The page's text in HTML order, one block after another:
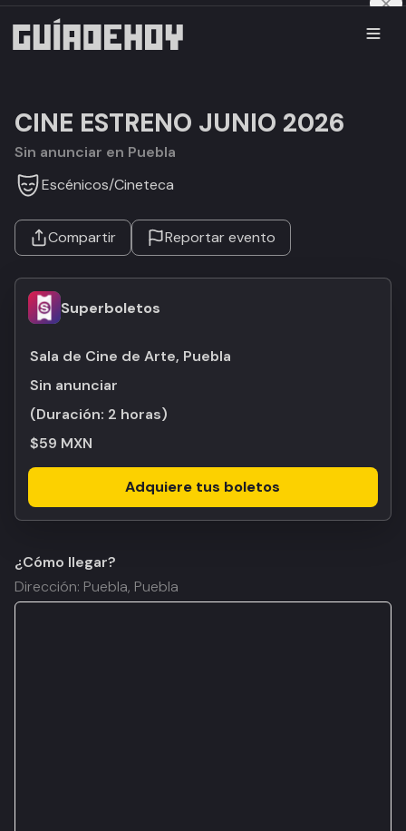
CINE ESTRENO JUNIO 2026
Sin anunciar en Puebla
Escénicos/Cineteca
Compartir Reportar evento
Superboletos
Sala de Cine de Arte, Puebla
Sin anunciar
(Duración: 2 horas)
$59 MXN
Adquiere tus boletos
¿Cómo llegar?
Dirección: Puebla, Puebla